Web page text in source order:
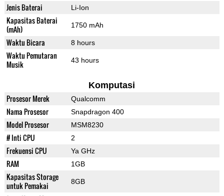
Jenis Baterai Li-Ion
Kapasitas Baterai
(mAh)
1750 mAh
Waktu Bicara 8 hours
Waktu Pemutaran
Musik
43 hours
Komputasi
Prosesor Merek Qualcomm
Nama Prosesor Snapdragon 400
Model Prosesor MSM8230
# Inti CPU 2
Frekuensi CPU Ya GHz
RAM 1GB
Kapasitas Storage
untuk Pemakai
8GB